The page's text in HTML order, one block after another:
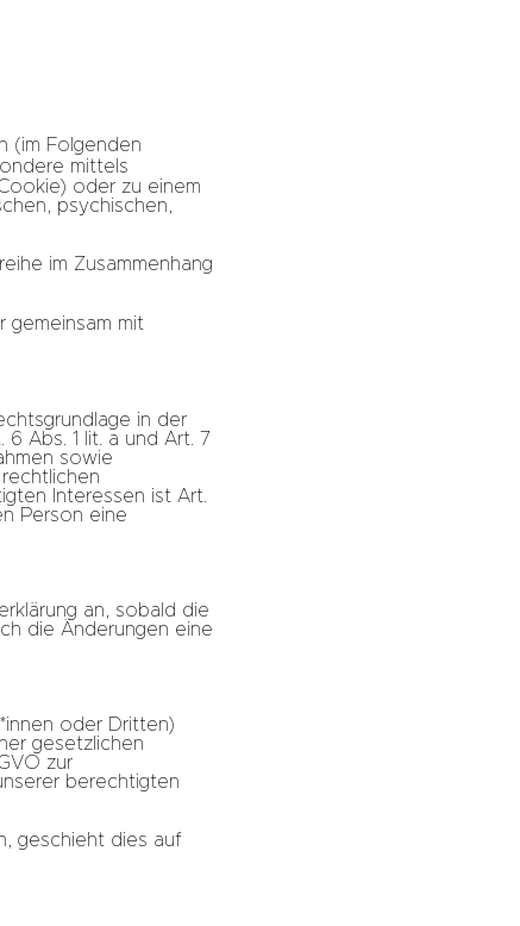
(im Folgenden
mittels
oder zu einem
psychischen,
im Zusammenhang
gemeinsam mit
in der
Abs. 1 lit. a und Art. 7
sowie
Interessen ist Art.
Person eine
an, sobald die
die Änderungen eine
oder Dritten)
gesetzlichen
zur
berechtigten
geschieht dies auf